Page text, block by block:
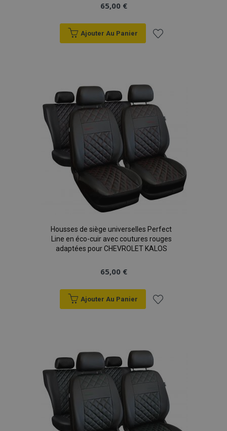
65,00 €
Ajouter Au Panier
liste
d'achats
Housses de siège universelles Perfect
Line en éco-cuir avec coutures rouges
adaptées pour CHEVROLET KALOS
65,00 €
Ajouter Au Panier
liste
d'achats